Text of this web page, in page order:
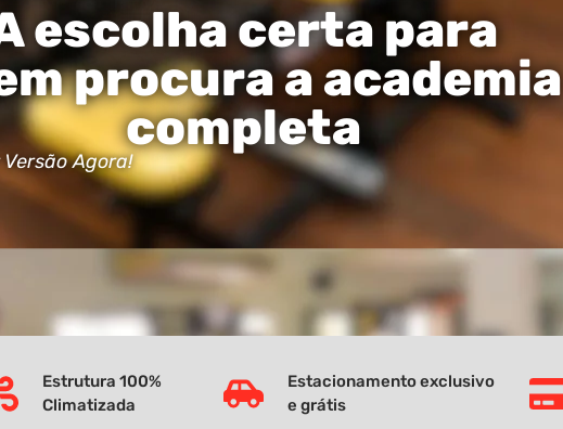
escolha certa para
procura a academia
completa
Agora!
Estrutura 100%
Climatizada
Estacionamento exclusivo
e grátis